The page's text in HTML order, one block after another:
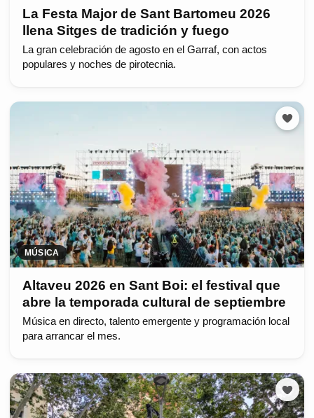
La Festa Major de Sant Bartomeu 2026
llena Sitges de tradición y fuego
La gran celebración de agosto en el Garraf, con actos
populares y noches de pirotecnia.
MÚSICA
Altaveu 2026 en Sant Boi: el festival que
abre la temporada cultural de septiembre
Música en directo, talento emergente y programación local
para arrancar el mes.